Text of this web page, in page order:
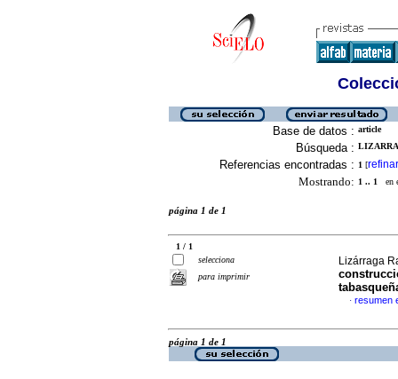
Base de datos : article
Búsqueda :
Referencias encontradas : 1 [refinar
Mostrando: 1 .. 1 en
página 1 de 1
1 / 1
selecciona
para imprimir
Lizárraga
· resumen
página 1 de 1